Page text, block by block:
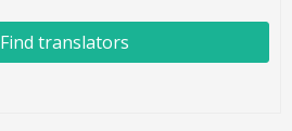
Find translators